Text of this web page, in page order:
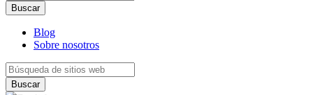
Blog
Sobre nosotros